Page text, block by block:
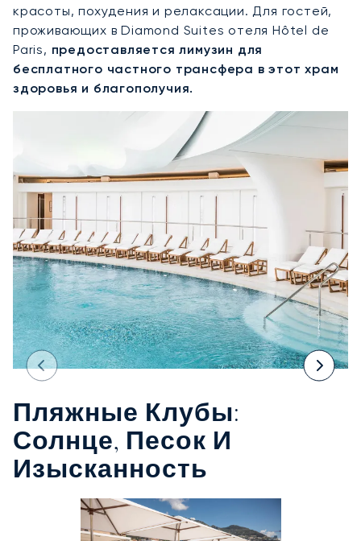
красоты, похудения и релаксации. Для гостей,
проживающих в Diamond Suites отеля Hôtel de
Paris, предоставляется лимузин для
бесплатного частного трансфера в этот храм
здоровья и благополучия.
Пляжные Клубы:
Солнце, Песок И
Изысканность